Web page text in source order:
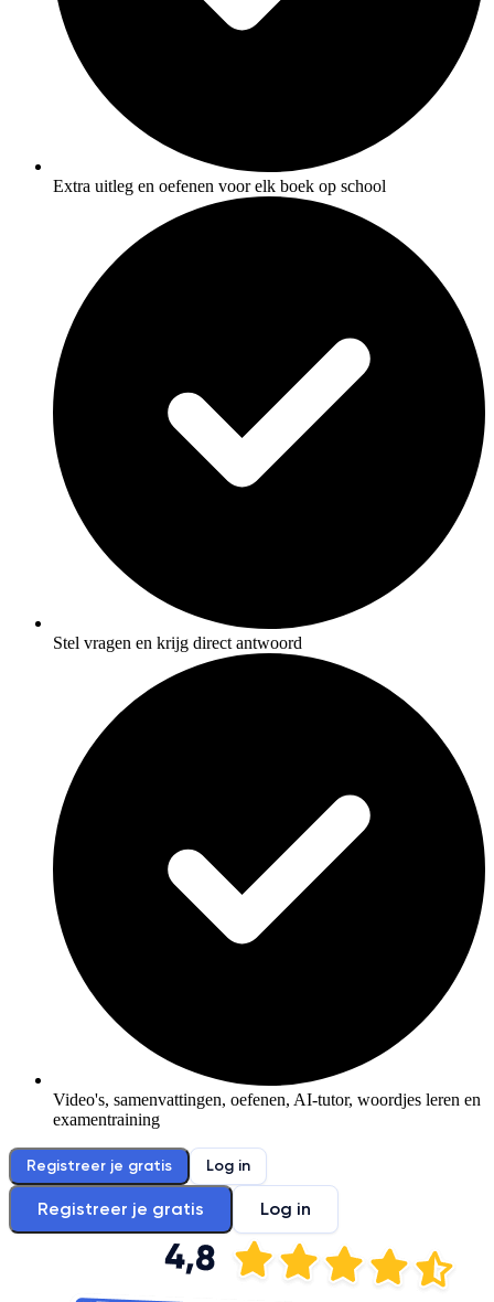
Extra uitleg en oefenen voor elk boek op school
Stel vragen en krijg direct antwoord
Video's, samenvattingen, oefenen, AI-tutor, woordjes leren en
examentraining
Registreer je gratis Log in
Registreer je gratis Log in